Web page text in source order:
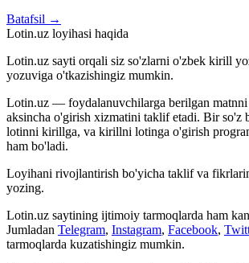
Batafsil →
Lotin.uz loyihasi haqida
Lotin.uz sayti orqali siz so'zlarni o'zbek kirill
yozuviga o'tkazishingiz mumkin.
Lotin.uz — foydalanuvchilarga berilgan
aksincha o'girish xizmatini taklif etadi. Bir so'z
lotinni kirillga, va kirillni lotinga o'girish
ham bo'ladi.
Loyihani rivojlantirish bo'yicha taklif va
yozing.
Lotin.uz saytining ijtimoiy tarmoqlarda ham
Jumladan Telegram, Instagram, Facebook,
tarmoqlarda kuzatishingiz mumkin.